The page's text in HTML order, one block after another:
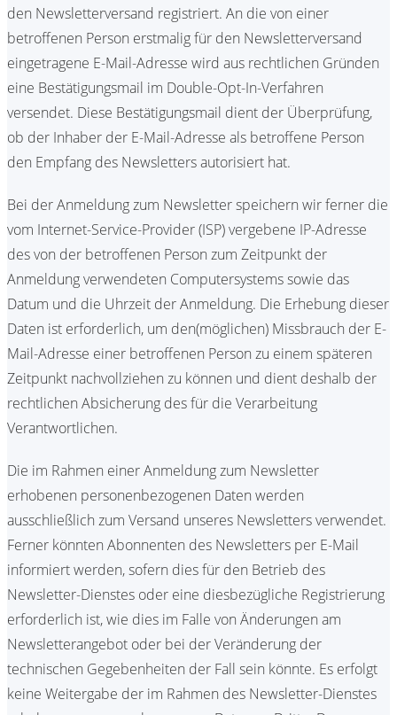
den Newsletterversand registriert. An die von einer
betroffenen Person erstmalig für den Newsletterversand
eingetragene E-Mail-Adresse wird aus rechtlichen Gründen
eine Bestätigungsmail im Double-Opt-In-Verfahren
versendet. Diese Bestätigungsmail dient der Überprüfung,
ob der Inhaber der E-Mail-Adresse als betroffene Person
den Empfang des Newsletters autorisiert hat.
Bei der Anmeldung zum Newsletter speichern wir ferner die
vom Internet-Service-Provider (ISP) vergebene IP-Adresse
des von der betroffenen Person zum Zeitpunkt der
Anmeldung verwendeten Computersystems sowie das
Datum und die Uhrzeit der Anmeldung. Die Erhebung dieser
Daten ist erforderlich, um den(möglichen) Missbrauch der E-
Mail-Adresse einer betroffenen Person zu einem späteren
Zeitpunkt nachvollziehen zu können und dient deshalb der
rechtlichen Absicherung des für die Verarbeitung
Verantwortlichen.
Die im Rahmen einer Anmeldung zum Newsletter
erhobenen personenbezogenen Daten werden
ausschließlich zum Versand unseres Newsletters verwendet.
Ferner könnten Abonnenten des Newsletters per E-Mail
informiert werden, sofern dies für den Betrieb des
Newsletter-Dienstes oder eine diesbezügliche Registrierung
erforderlich ist, wie dies im Falle von Änderungen am
Newsletterangebot oder bei der Veränderung der
technischen Gegebenheiten der Fall sein könnte. Es erfolgt
keine Weitergabe der im Rahmen des Newsletter-Dienstes